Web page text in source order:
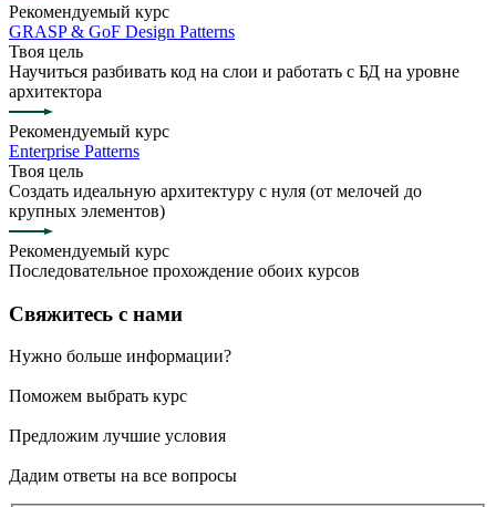
Рекомендуемый курс
GRASP & GoF Design Patterns
Твоя цель
Научиться разбивать код на слои и работать с БД на уровне
архитектора
Рекомендуемый курс
Enterprise Patterns
Твоя цель
Создать идеальную архитектуру с нуля (от мелочей до
крупных элементов)
Рекомендуемый курс
Последовательное прохождение обоих курсов
Свяжитесь с нами
Нужно больше информации?
Поможем выбрать курс
Предложим лучшие условия
Дадим ответы на все вопросы